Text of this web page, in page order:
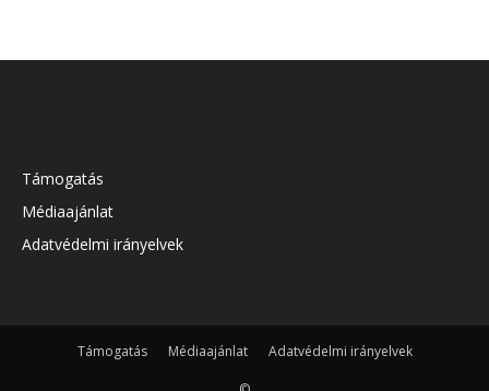
Támogatás
Médiaajánlat
Adatvédelmi irányelvek
Támogatás Médiaajánlat Adatvédelmi irányelvek